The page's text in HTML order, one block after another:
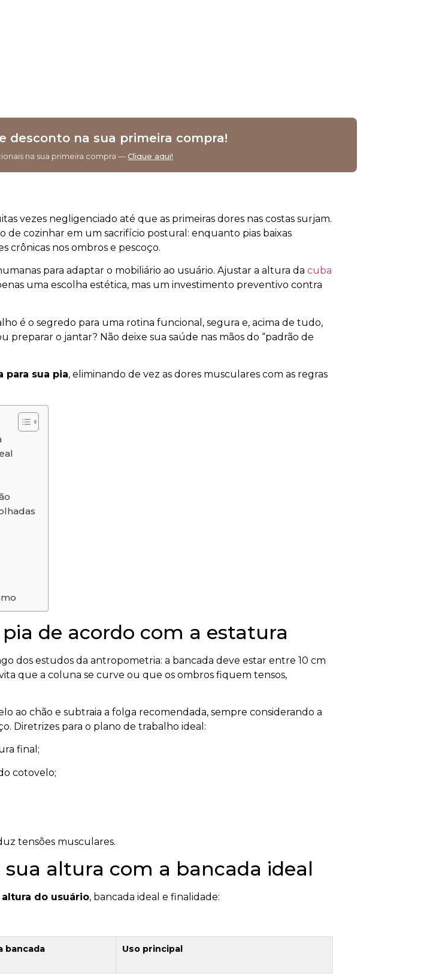
desconto na sua primeira compra!
na sua primeira compra —Clique aqui!
vezes negligenciado até que as primeiras dores nas costas surjam.
de cozinhar em um sacrifício postural: enquanto pias baixas
crônicas nos ombros e pescoço.
para adaptar o mobiliário ao usuário. Ajustar a altura da cuba
uma escolha estética, mas um investimento preventivo contra
é o segredo para uma rotina funcional, segura e, acima de tudo,
o jantar? Não deixe sua saúde nas mãos do “padrão de
para sua pia, eliminando de vez as dores musculares com as regras
de acordo com a estatura
dos estudos da antropometria: a bancada deve estar entre 10 cm
que a coluna se curve ou que os ombros fiquem tensos,
ao chão e subtraia a folga recomendada, sempre considerando a
Diretrizes para o plano de trabalho ideal:
final;
cotovelo;
tensões musculares.
altura com a bancada ideal
do usuário, bancada ideal e finalidade:
bancada Uso principal